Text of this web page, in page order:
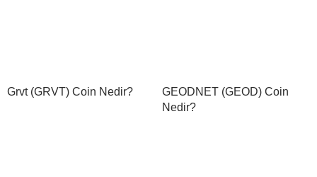
Grvt (GRVT) Coin Nedir?
GEODNET (GEOD) Coin
Nedir?